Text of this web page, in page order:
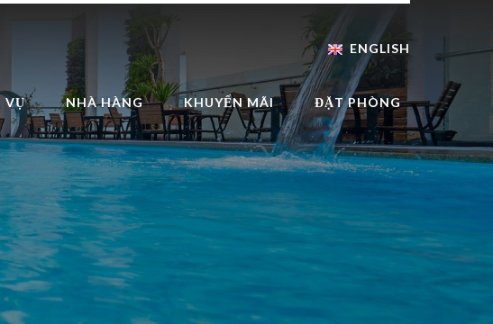
ENGLISH
VỤ NHÀ HÀNG KHUYẾN MÃI ĐẶT PHÒNG